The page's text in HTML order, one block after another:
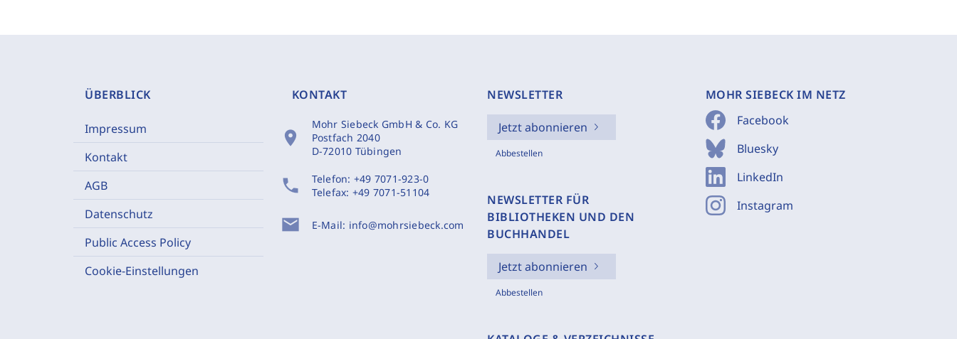
ÜBERBLICK
Impressum
Kontakt
AGB
Datenschutz
Public Access Policy
Cookie-Einstellungen
KONTAKT
location_on
Mohr Siebeck GmbH & Co. KG
Postfach 2040
D-72010 Tübingen
phone Telefon: +49 7071-923-0
Telefax: +49 7071-51104
mail E-Mail: info@mohrsiebeck.com
NEWSLETTER
Jetzt abonnieren
Abbestellen
NEWSLETTER FÜR
BIBLIOTHEKEN UND DEN
BUCHHANDEL
Jetzt abonnieren
Abbestellen
MOHR SIEBECK IM NETZ
Facebook
Bluesky
LinkedIn
Instagram